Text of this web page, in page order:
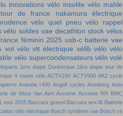
innovations vélo insolite vélo mahle
de france
nakamura électrique
vélo quel pneu vélo
rappel
vélo soldes vae decathlon stock vélos
féminin 2025 usb-c batterie vae
vol vélo vtt électrique vélib vélo vélo
vélo supercondensateurs vélo volé
1ere étape Dunkerque 1ère étape tour de
4 roues vélo ACTV100 ACTV900 AK2 cycle
Ananda r400 Angell cycles Arenberg Auto
de Wout Van Aert Axxome Axxome RR BMC
tour 2025 Baccara gravel Baccara wrx36 Batterie
vélo électrique Bosch système vae Bosch vs